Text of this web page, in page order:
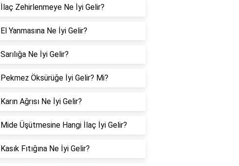
İlaç Zehirlenmeye Ne İyi Gelir?
El Yanmasına Ne İyi Gelir?
Sarılığa Ne İyi Gelir?
Pekmez Öksürüğe İyi Gelir? Mi?
Karın Ağrısı Ne İyi Gelir?
Mide Üşütmesine Hangi İlaç İyi Gelir?
Kasık Fıtığına Ne İyi Gelir?